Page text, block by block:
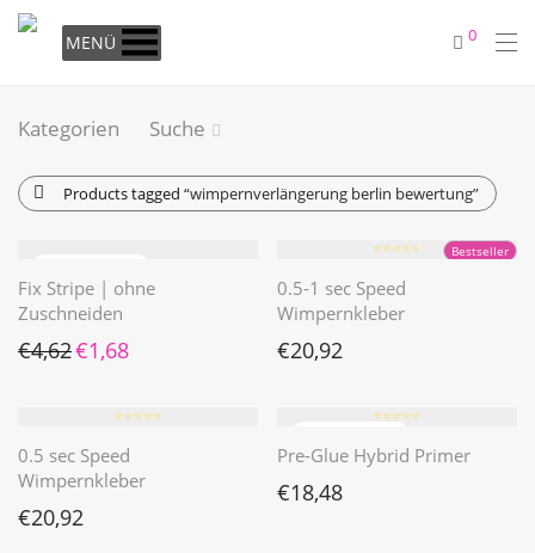
MENÜ 0
Kategorien Suche
Products tagged “wimpernverlängerung berlin bewertung”
Fix Stripe | ohne
Zuschneiden
€4,62 Ursprünglicher Preis war: €4,62
€1,68 Aktueller Preis ist: €1,68.
Bestseller
⭐️⭐️⭐️⭐️⭐️
0.5-1 sec Speed
Wimpernkleber
€20,92
⭐️⭐️⭐️⭐️⭐️
0.5 sec Speed
Wimpernkleber
€20,92
⭐️⭐️⭐️⭐️⭐️
Pre-Glue Hybrid Primer
€18,48